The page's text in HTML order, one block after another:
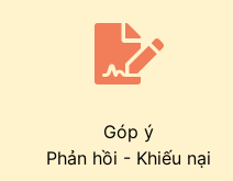
Góp ý
Phản hồi - Khiếu nại